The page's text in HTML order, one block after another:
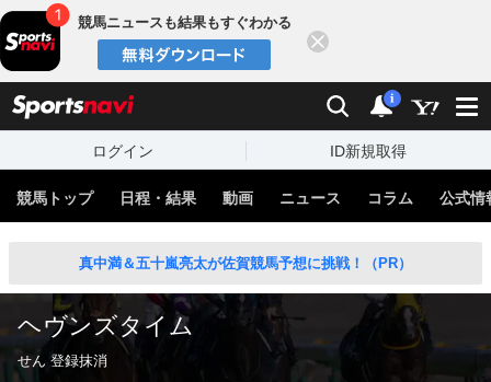
競馬ニュースも結果もすぐわかる
検索 通知
i
ログイン ID新規取得
競馬トップ 日程・結果 動画 ニュース コラム 公式情
真中満＆五十嵐亮太が佐賀競馬予想に挑戦！（PR）
ヘヴンズタイム
せん 登録抹消